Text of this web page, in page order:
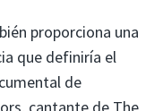
proporciona una
que definiría el
de
cantante de The